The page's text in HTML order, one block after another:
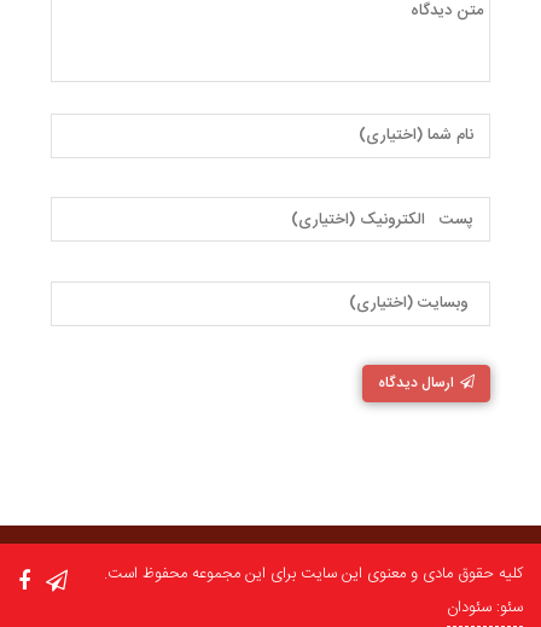
ارسال دیدگاه
کلیه حقوق مادی و معنوی این سایت برای این مجموعه محفوظ است.
سئو: سئودان